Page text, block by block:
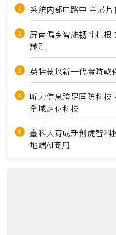
系统内部电路中 主芯
屏南偏乡智能韧性扎根
識別
英特蒙以新一代實時軟
昕力信息跨足国防科
全域定位科技
臺科大育成新创虎智科
地端AI商用